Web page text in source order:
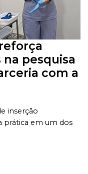
pesquisa
com a
inserção
prática em um dos